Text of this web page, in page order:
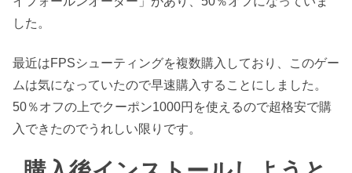
した。
最近はFPSシューティングを複数購入しており、このゲー
ムは気になっていたので早速購入することにしました。
50％オフの上でクーポン1000円を使えるので超格安で購
入できたのでうれしい限りです。